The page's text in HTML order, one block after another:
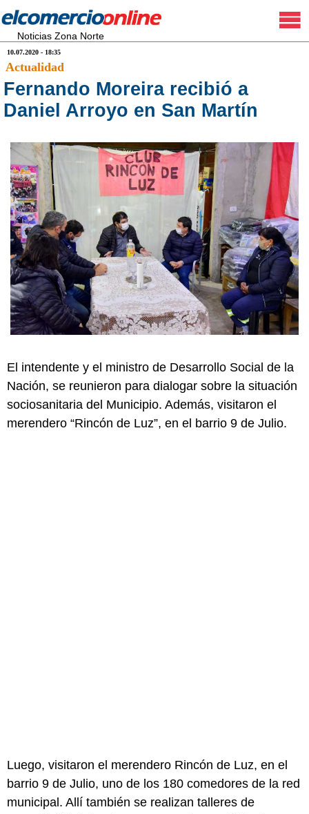
Noticias Zona Norte
10.07.2020 - 18:35
Actualidad
Fernando Moreira recibió a
Daniel Arroyo en San Martín
El intendente y el ministro de Desarrollo Social de la
Nación, se reunieron para dialogar sobre la situación
sociosanitaria del Municipio. Además, visitaron el
merendero “Rincón de Luz”, en el barrio 9 de Julio.
Luego, visitaron el merendero Rincón de Luz, en el
barrio 9 de Julio, uno de los 180 comedores de la red
municipal. Allí también se realizan talleres de